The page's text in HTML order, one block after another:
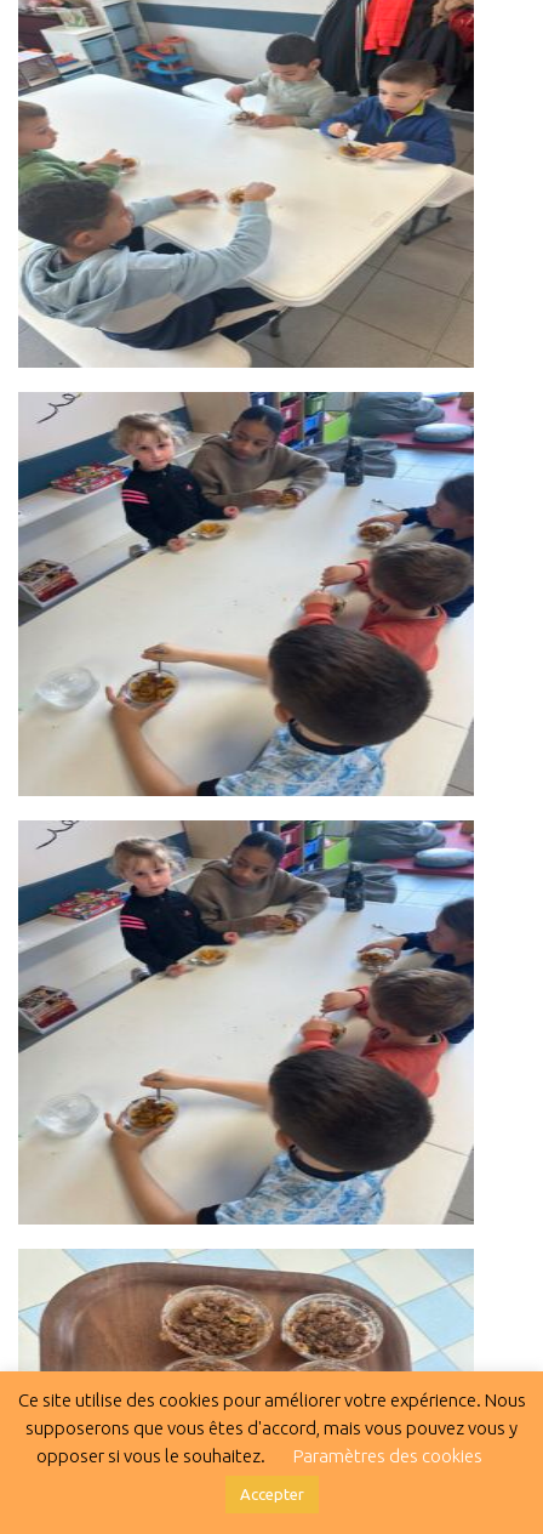
Ce site utilise des cookies pour améliorer votre expérience. Nous
supposerons que vous êtes d'accord, mais vous pouvez vous y
opposer si vous le souhaitez.
Paramètres des cookies
Accepter